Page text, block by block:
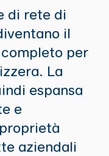
di rete di
il
per
La
espansa
e
aziendali